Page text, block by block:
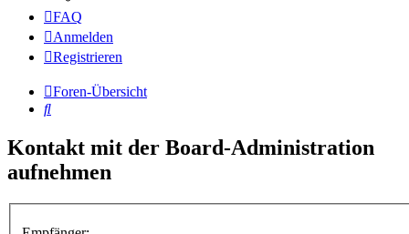
FAQ
Anmelden
Registrieren
Foren-Übersicht
Suche
Kontakt mit der Board-Administration
aufnehmen